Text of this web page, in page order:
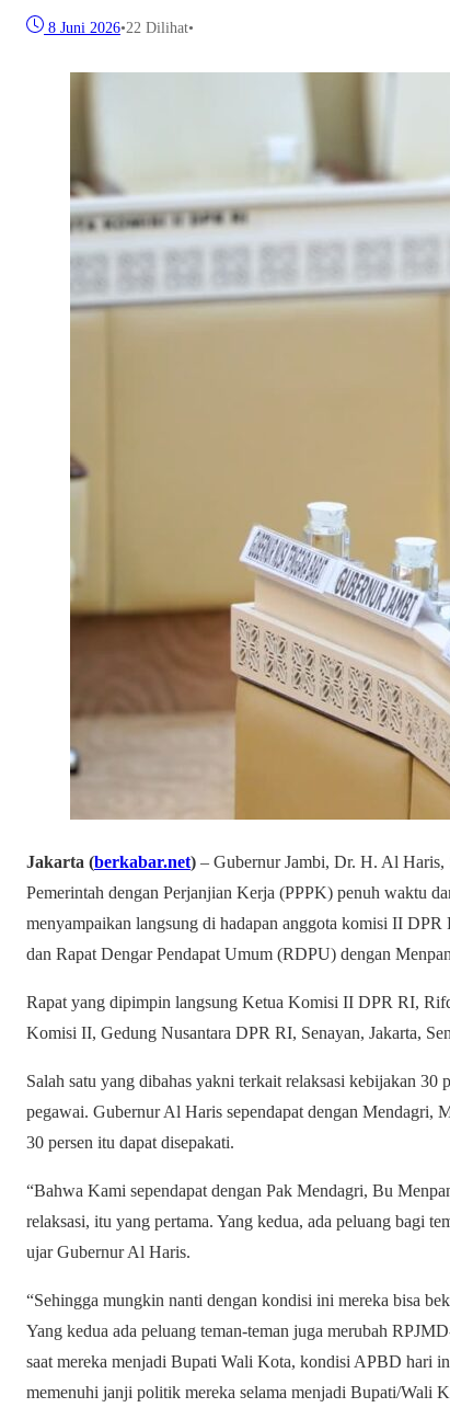
8 Juni 2026•22 Dilihat•
Jakarta (berkabar.net) – Gubernur Jambi, Dr. H. Al Haris,
Pemerintah dengan Perjanjian Kerja (PPPK) penuh waktu
menyampaikan langsung di hadapan anggota komisi II
dan Rapat Dengar Pendapat Umum (RDPU) dengan
Rapat yang dipimpin langsung Ketua Komisi II DPR RI,
Komisi II, Gedung Nusantara DPR RI, Senayan, Jakarta,
Salah satu yang dibahas yakni terkait relaksasi kebijakan
pegawai. Gubernur Al Haris sependapat dengan Mendagri,
30 persen itu dapat disepakati.
“Bahwa Kami sependapat dengan Pak Mendagri, Bu
relaksasi, itu yang pertama. Yang kedua, ada peluang bagi
ujar Gubernur Al Haris.
“Sehingga mungkin nanti dengan kondisi ini mereka bisa
Yang kedua ada peluang teman-teman juga merubah
saat mereka menjadi Bupati Wali Kota, kondisi APBD hari
memenuhi janji politik mereka selama menjadi Bupati/Wali